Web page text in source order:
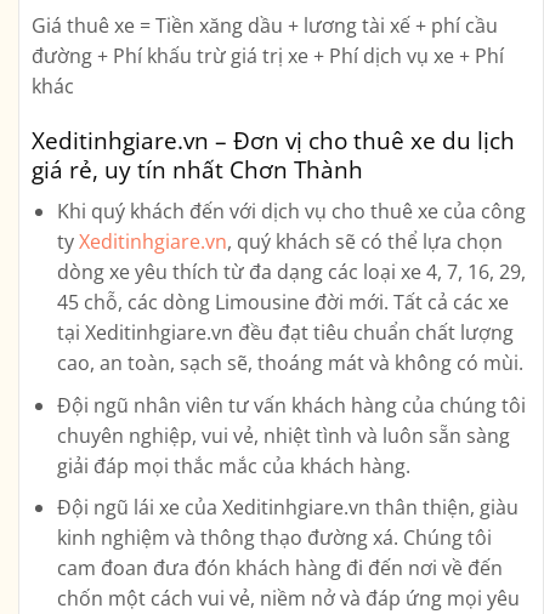
Giá thuê xe = Tiền xăng dầu + lương tài xế + phí cầu
đường + Phí khấu trừ giá trị xe + Phí dịch vụ xe + Phí
khác
Xeditinhgiare.vn – Đơn vị cho thuê xe du lịch
giá rẻ, uy tín nhất Chơn Thành
Khi quý khách đến với dịch vụ cho thuê xe của công
tyXeditinhgiare.vn, quý khách sẽ có thể lựa chọn
dòng xe yêu thích từ đa dạng các loại xe4, 7, 16, 29,
45 chỗ, các dòng Limousine đời mới. Tất cả các xe
tại Xeditinhgiare.vn đều đạt tiêu chuẩn chất lượng
cao, an toàn, sạch sẽ, thoáng mát và không có mùi.
Đội ngũ nhân viên tư vấn khách hàng của chúng tôi
chuyên nghiệp, vui vẻ, nhiệt tình và luôn sẵn sàng
giải đáp mọi thắc mắc của khách hàng.
Đội ngũ lái xe của Xeditinhgiare.vn thân thiện, giàu
kinh nghiệm và thông thạo đường xá. Chúng tôi
cam đoan đưa đón khách hàng đi đến nơi về đến
chốn một cách vui vẻ, niềm nở và đáp ứng mọi yêu